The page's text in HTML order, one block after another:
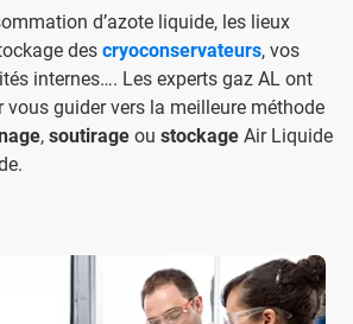
d’azote liquide, les lieux
des cryoconservateurs, vos
internes…. Les experts gaz AL ont
vous guider vers la meilleure méthode
, soutirage ou stockage Air Liquide